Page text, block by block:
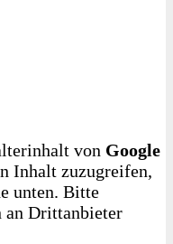
von Google
Inhalt zuzugreifen,
unten. Bitte
an Drittanbieter